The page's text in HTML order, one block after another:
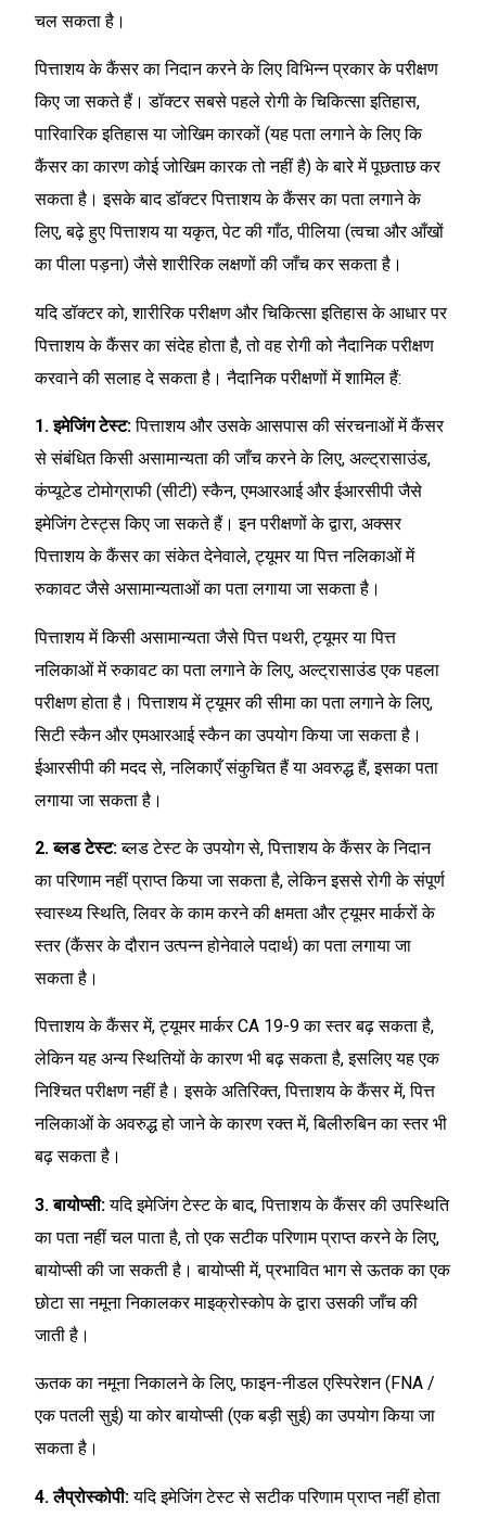
चल सकता है।
पित्ताशय के कैंसर का निदान करने के लिए विभिन्न प्रकार के परीक्षण
किए जा सकते हैं। डॉक्टर सबसे पहले रोगी के चिकित्सा इतिहास,
पारिवारिक इतिहास या जोखिम कारकों (यह पता लगाने के लिए कि
कैंसर का कारण कोई जोखिम कारक तो नहीं है) के बारे में पूछताछ कर
सकता है। इसके बाद डॉक्टर पित्ताशय के कैंसर का पता लगाने के
लिए, बढ़े हुए पित्ताशय या यकृत, पेट की गाँठ, पीलिया (त्वचा और आँखों
का पीला पड़ना) जैसे शारीरिक लक्षणों की जाँच कर सकता है।
यदि डॉक्टर को, शारीरिक परीक्षण और चिकित्सा इतिहास के आधार पर
पित्ताशय के कैंसर का संदेह होता है, तो वह रोगी को नैदानिक परीक्षण
करवाने की सलाह दे सकता है। नैदानिक परीक्षणों में शामिल हैं:
1. इमेजिंग टेस्ट:पित्ताशय और उसके आसपास की संरचनाओं में कैंसर
से संबंधित किसी असामान्यता की जाँच करने के लिए, अल्ट्रासाउंड,
कंप्यूटेड टोमोग्राफी (सीटी) स्कैन, एमआरआई और ईआरसीपी जैसे
इमेजिंग टेस्ट्स किए जा सकते हैं। इन परीक्षणों के द्वारा, अक्सर
पित्ताशय के कैंसर का संकेत देनेवाले, ट्यूमर या पित्त नलिकाओं में
रुकावट जैसे असामान्यताओं का पता लगाया जा सकता है।
पित्ताशय में किसी असामान्यता जैसे पित्त पथरी, ट्यूमर या पित्त
नलिकाओं में रुकावट का पता लगाने के लिए, अल्ट्रासाउंड एक पहला
परीक्षण होता है। पित्ताशय में ट्यूमर की सीमा का पता लगाने के लिए,
सिटी स्कैन और एमआरआई स्कैन का उपयोग किया जा सकता है।
ईआरसीपी की मदद से, नलिकाएँ संकुचित हैं या अवरुद्ध हैं, इसका पता
लगाया जा सकता है।
2. ब्लड टेस्ट:ब्लड टेस्ट के उपयोग से, पित्ताशय के कैंसर के निदान
का परिणाम नहीं प्राप्त किया जा सकता है, लेकिन इससे रोगी के संपूर्ण
स्वास्थ्य स्थिति, लिवर के काम करने की क्षमता और ट्यूमर मार्करों के
स्तर (कैंसर के दौरान उत्पन्न होनेवाले पदार्थ) का पता लगाया जा
सकता है।
पित्ताशय के कैंसर में, ट्यूमर मार्कर CA 19-9 का स्तर बढ़ सकता है,
लेकिन यह अन्य स्थितियों के कारण भी बढ़ सकता है, इसलिए यह एक
निश्चित परीक्षण नहीं है। इसके अतिरिक्त, पित्ताशय के कैंसर में, पित्त
नलिकाओं के अवरुद्ध हो जाने के कारण रक्त में, बिलीरुबिन का स्तर भी
बढ़ सकता है।
3. बायोप्सी:यदि इमेजिंग टेस्ट के बाद, पित्ताशय के कैंसर की उपस्थिति
का पता नहीं चल पाता है, तो एक सटीक परिणाम प्राप्त करने के लिए,
बायोप्सी की जा सकती है। बायोप्सी में, प्रभावित भाग से ऊतक का एक
छोटा सा नमूना निकालकर माइक्रोस्कोप के द्वारा उसकी जाँच की
जाती है।
ऊतक का नमूना निकालने के लिए, फाइन-नीडल एस्पिरेशन (FNA /
एक पतली सुई) या कोर बायोप्सी (एक बड़ी सुई) का उपयोग किया जा
सकता है।
4. लैप्रोस्कोपी:यदि इमेजिंग टेस्ट से सटीक परिणाम प्राप्त नहीं होता